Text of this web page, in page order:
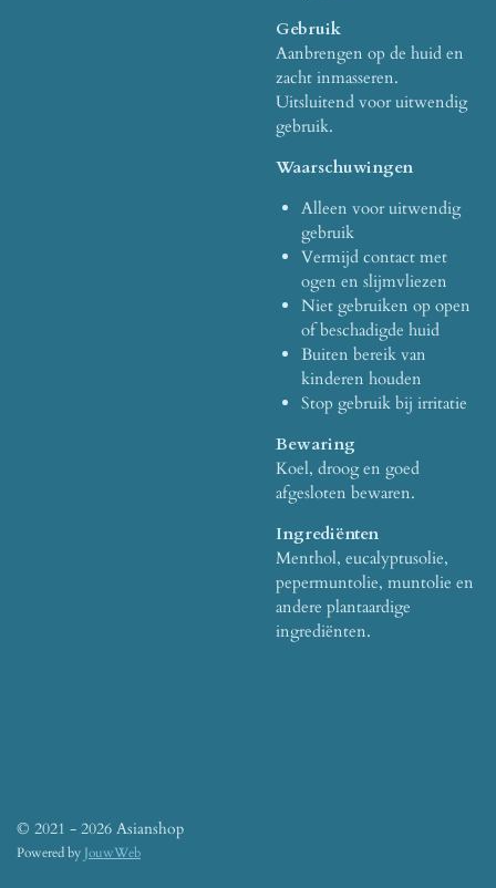
Gebruik
Aanbrengen op de huid en
zacht inmasseren.
Uitsluitend voor uitwendig
gebruik.
Waarschuwingen
Alleen voor uitwendig
gebruik
Vermijd contact met
ogen en slijmvliezen
Niet gebruiken op open
of beschadigde huid
Buiten bereik van
kinderen houden
Stop gebruik bij irritatie
Bewaring
Koel, droog en goed
afgesloten bewaren.
Ingrediënten
Menthol, eucalyptusolie,
pepermuntolie, muntolie en
andere plantaardige
ingrediënten.
© 2021 - 2026 Asianshop
Powered by JouwWeb